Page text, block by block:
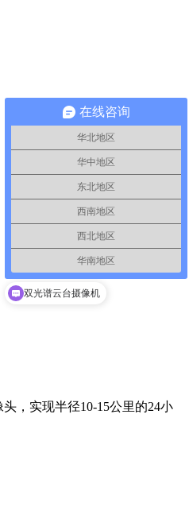
，实现半径10-15公里的24小
在线咨询
华北地区
华中地区
东北地区
西南地区
西北地区
华南地区
双光谱云台摄像机